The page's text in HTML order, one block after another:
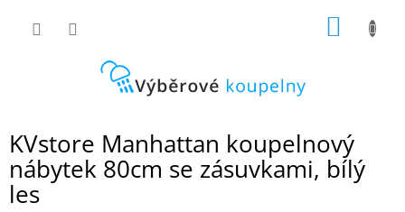
KVstore Manhattan koupelnový
nábytek 80cm se zásuvkami, bílý
les